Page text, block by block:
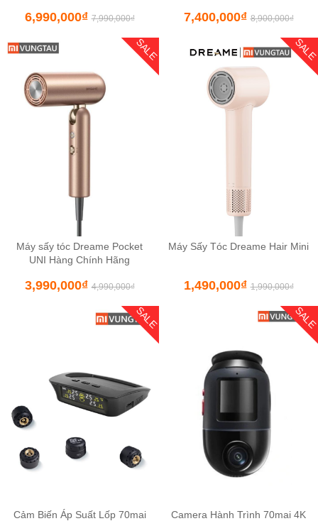
6,990,000₫ 7,990,000₫ 7,400,000₫ 8,900,000₫
SALE
Máy sấy tóc Dreame Pocket
UNI Hàng Chính Hãng
3,990,000₫ 4,990,000₫
SALE
Máy Sấy Tóc Dreame Hair Mini
1,490,000₫ 1,990,000₫
SALE
Cảm Biến Áp Suất Lốp 70mai
SALE
Camera Hành Trình 70mai 4K